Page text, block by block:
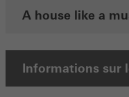
A house like a
Informations sur